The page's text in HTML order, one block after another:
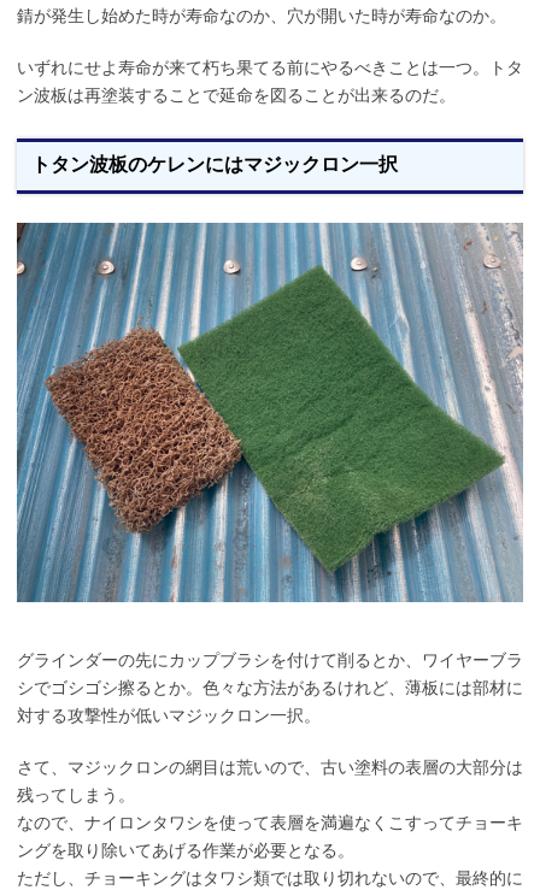
錆が発生し始めた時が寿命なのか、穴が開いた時が寿命なのか。
いずれにせよ寿命が来て朽ち果てる前にやるべきことは一つ。トタ
ン波板は再塗装することで延命を図ることが出来るのだ。
トタン波板のケレンにはマジックロン一択
グラインダーの先にカップブラシを付けて削るとか、ワイヤーブラ
シでゴシゴシ擦るとか。色々な方法があるけれど、薄板には部材に
対する攻撃性が低いマジックロン一択。
さて、マジックロンの網目は荒いので、古い塗料の表層の大部分は
残ってしまう。
なので、ナイロンタワシを使って表層を満遍なくこすってチョーキ
ングを取り除いてあげる作業が必要となる。
ただし、チョーキングはタワシ類では取り切れないので、最終的に